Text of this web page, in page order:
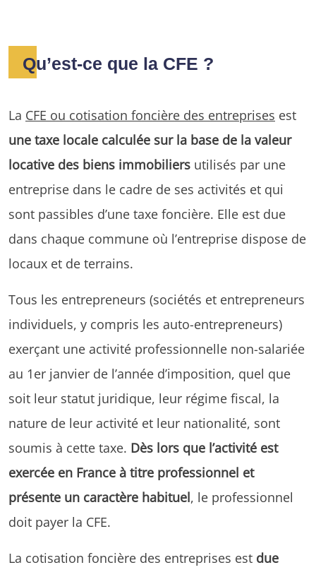
Qu’est-ce que la CFE ?
La CFE ou cotisation foncière des entreprises est
une taxe locale calculée sur la base de la valeur
locative des biens immobiliers utilisés par une
entreprise dans le cadre de ses activités et qui
sont passibles d’une taxe foncière. Elle est due
dans chaque commune où l’entreprise dispose de
locaux et de terrains.
Tous les entrepreneurs (sociétés et entrepreneurs
individuels, y compris les auto-entrepreneurs)
exerçant une activité professionnelle non-salariée
au 1er janvier de l’année d’imposition, quel que
soit leur statut juridique, leur régime fiscal, la
nature de leur activité et leur nationalité, sont
soumis à cette taxe. Dès lors que l’activité est
exercée en France à titre professionnel et
présente un caractère habituel, le professionnel
doit payer la CFE.
La cotisation foncière des entreprises est due